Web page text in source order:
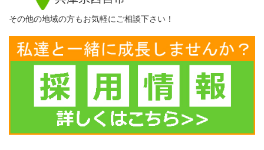
その他の地域の方もお気軽にご相談下さい！